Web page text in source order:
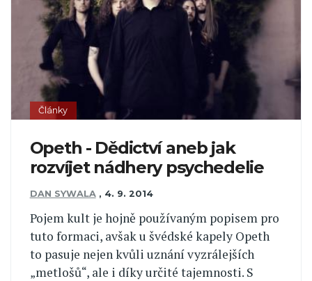
Články
Opeth - Dědictví aneb jak
rozvíjet nádhery psychedelie
DAN SYWALA , 4. 9. 2014
Pojem kult je hojně používaným popisem pro
tuto formaci, avšak u švédské kapely Opeth
to pasuje nejen kvůli uznání vyzrálejších
„metlošů“, ale i díky určité tajemnosti. S